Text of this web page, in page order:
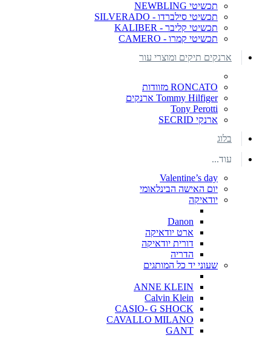
תכשיטי NEWBLING
תכשיטי סילברדו - SILVERADO
תכשיטי קליבר - KALIBER
תכשיטי קמרו - CAMERO
ארנקים תיקים ומוצרי עור
RONCATO מזוודות
Tommy Hilfiger ארנקים
Tony Perotti
ארנקי SECRID
בלוג
עוד...
Valentine’s day
יום האישה הבינלאומי
יודאיקה
Danon
ארט יודאיקה
דורית יודאיקה
הדריה
שעוני יד כל המותגים
ANNE KLEIN
Calvin Klein
CASIO- G SHOCK
CAVALLO MILANO
GANT